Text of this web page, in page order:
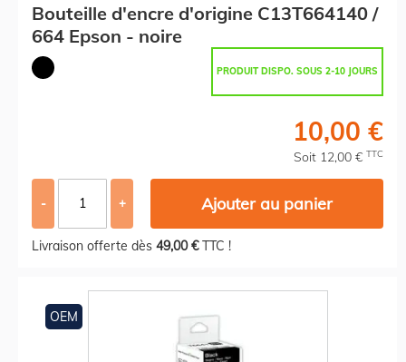
Bouteille d'encre d'origine C13T664140 /
664 Epson - noire
PRODUIT DISPO. SOUS 2-10 JOURS
10,00 €
Soit 12,00 € TTC
- + Ajouter au panier
Livraison offerte dès 49,00 €TTC !
OEM